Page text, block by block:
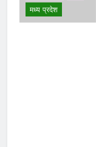
मध्य प्रदेश